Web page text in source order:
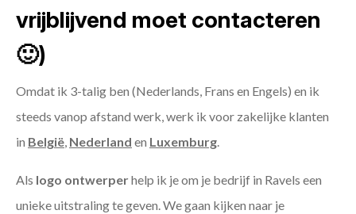
vrijblijvend moet contacteren
🙂)
Omdat ik 3-talig ben (Nederlands, Frans en Engels) en ik
steeds vanop afstand werk, werk ik voor zakelijke klanten
in België, Nederland en Luxemburg.
Als logo ontwerperhelp ik je om je bedrijf in Ravels een
unieke uitstraling te geven. We gaan kijken naar je